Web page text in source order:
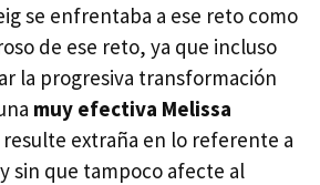
se enfrentaba a ese reto como
de ese reto, ya que incluso
la progresiva transformación
muy efectiva Melissa
extraña en lo referente a
sin que tampoco afecte al